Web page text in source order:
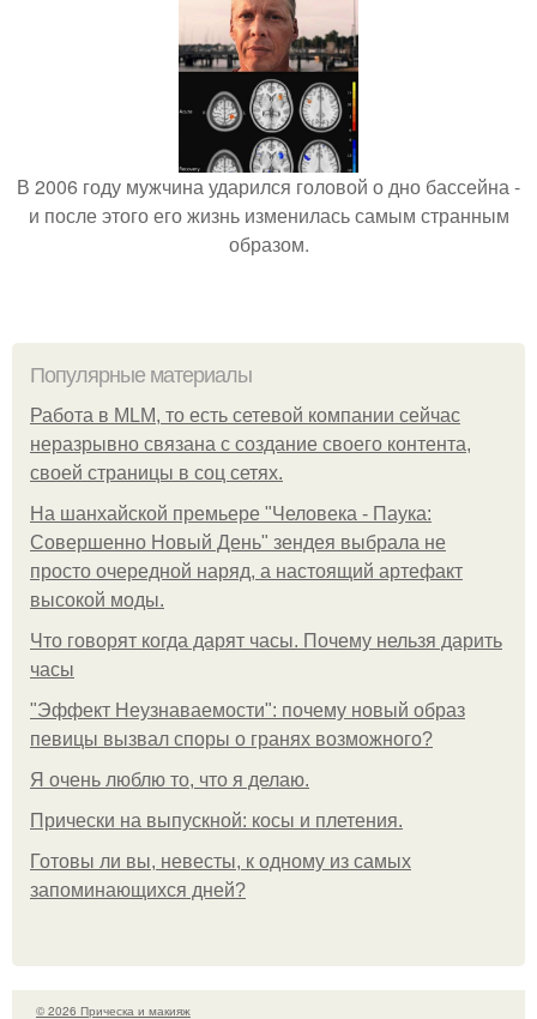
В 2006 году мужчина ударился головой о дно бассейна -
и после этого его жизнь изменилась самым странным
образом.
Популярные материалы
Работа в MLM, то есть сетевой компании сейчас
неразрывно связана с создание своего контента,
своей страницы в соц сетях.
На шанхайской премьере "Человека - Паука:
Совершенно Новый День" зендея выбрала не
просто очередной наряд, а настоящий артефакт
высокой моды.
Что говорят когда дарят часы. Почему нельзя дарить
часы
"Эффект Неузнаваемости": почему новый образ
певицы вызвал споры о гранях возможного?
Я очень люблю то, что я делаю.
Прически на выпускной: косы и плетения.
Готовы ли вы, невесты, к одному из самых
запоминающихся дней?
© 2026 Прическа и макияж